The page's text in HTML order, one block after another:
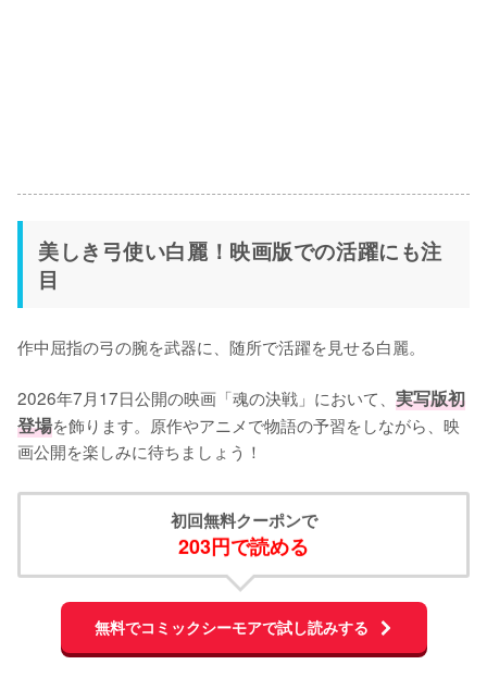
美しき弓使い白麗！映画版での活躍にも注
目
作中屈指の弓の腕を武器に、随所で活躍を見せる白麗。
2026年7月17日公開の映画「魂の決戦」において、 実写版初
登場を飾ります。原作やアニメで物語の予習をしながら、映
画公開を楽しみに待ちましょう！
初回無料クーポンで
203円で読める
無料でコミックシーモアで試し読みする